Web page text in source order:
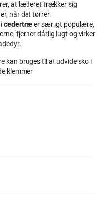
at læderet trækker sig
når det tørrer.
cedertræer særligt populære,
fjerner dårlig lugt og virker
kan bruges til at udvide sko i
klemmer